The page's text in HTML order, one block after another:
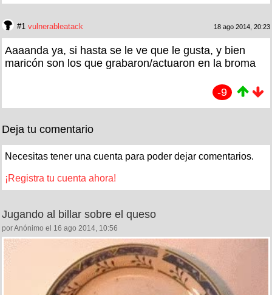
#1 vulnerableatack 18 ago 2014, 20:23
Aaaanda ya, si hasta se le ve que le gusta, y bien
maricón son los que grabaron/actuaron en la broma
-9
Deja tu comentario
Necesitas tener una cuenta para poder dejar comentarios.
¡Registra tu cuenta ahora!
Jugando al billar sobre el queso
por Anónimo el 16 ago 2014, 10:56